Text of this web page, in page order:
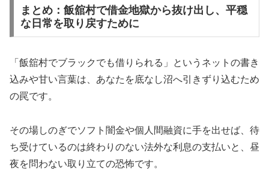
まとめ：飯舘村で借金地獄から抜け出し、平穏
な日常を取り戻すために
「飯舘村でブラックでも借りられる」というネットの書き
込みや甘い言葉は、あなたを底なし沼へ引きずり込むため
の罠です。
その場しのぎでソフト闇金や個人間融資に手を出せば、待
ち受けているのは終わりのない法外な利息の支払いと、昼
夜を問わない取り立ての恐怖です。